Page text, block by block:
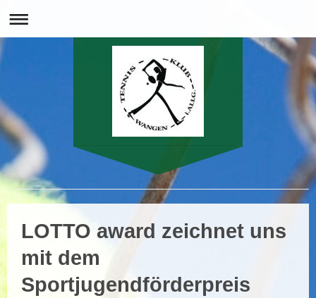
Herzlich Willkommen beim Tennisclub 1903 Wangen im Allgäu e.V.
LOTTO award zeichnet uns
mit dem
Sportjugendförderpreis